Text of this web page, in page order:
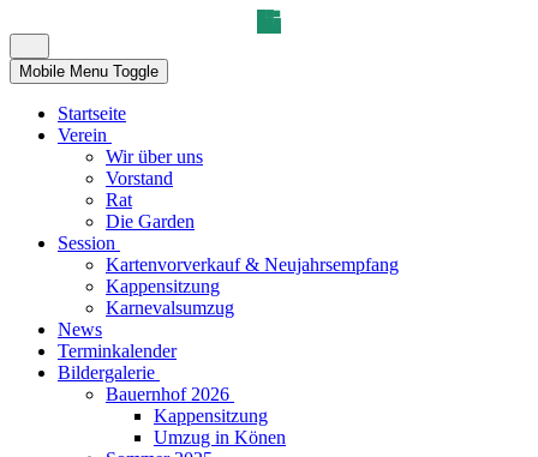
Mobile Menu Toggle
Startseite
Verein
Wir über uns
Vorstand
Rat
Die Garden
Session
Kartenvorverkauf & Neujahrsempfang
Kappensitzung
Karnevalsumzug
News
Terminkalender
Bildergalerie
Bauernhof 2026
Kappensitzung
Umzug in Könen